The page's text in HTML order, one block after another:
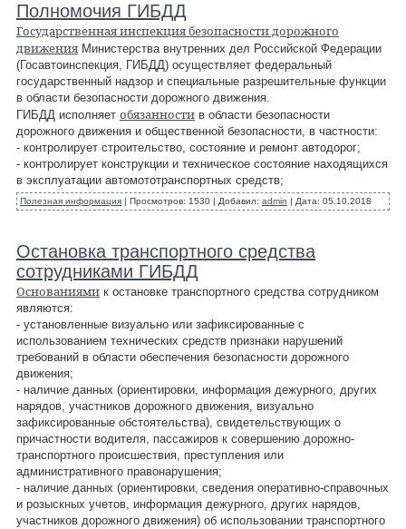
Полномочия ГИБДД
Государственная инспекция безопасности дорожного
движения Министерства внутренних дел Российской Федерации
(Госавтоинспекция, ГИБДД) осуществляет федеральный
государственный надзор и специальные разрешительные функции
в области безопасности дорожного движения.
ГИБДД исполняет обязанности в области безопасности
дорожного движения и общественной безопасности, в частности:
- контролирует строительство, состояние и ремонт автодорог;
- контролирует конструкции и техническое состояние находящихся
в эксплуатации автомототранспортных средств;
Полезная информация Просмотров: 1530 Добавил: admin Дата: 05.10.2018
Остановка транспортного средства
сотрудниками ГИБДД
Основаниями к остановке транспортного средства сотрудником
являются:
- установленные визуально или зафиксированные с
использованием технических средств признаки нарушений
требований в области обеспечения безопасности дорожного
движения;
- наличие данных (ориентировки, информация дежурного, других
нарядов, участников дорожного движения, визуально
зафиксированные обстоятельства), свидетельствующих о
причастности водителя, пассажиров к совершению дорожно-
транспортного происшествия, преступления или
административного правонарушения;
- наличие данных (ориентировки, сведения оперативно-справочных
и розыскных учетов, информация дежурного, других нарядов,
участников дорожного движения) об использовании транспортного